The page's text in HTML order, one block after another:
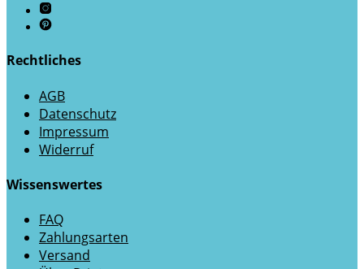
Rechtliches
AGB
Datenschutz
Impressum
Widerruf
Wissenswertes
FAQ
Zahlungsarten
Versand